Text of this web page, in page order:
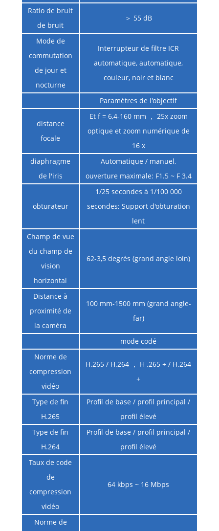
Ratio de bruit
de bruit
＞ 55 dB
Mode de
commutation
de jour et
nocturne
Interrupteur de filtre ICR
automatique, automatique,
couleur, noir et blanc
Paramètres de l'objectif
distance
focale
Et f = 6,4-160 mm ， 25x zoom
optique et zoom numérique de
16 x
diaphragme
de l'iris
Automatique / manuel,
ouverture maximale: F1.5 ~ F 3.4
obturateur
1/25 secondes à 1/100 000
secondes; Support d'obturation
lent
Champ de vue
du champ de
vision
horizontal
62-3,5 degrés (grand angle loin)
Distance à
proximité de
la caméra
100 mm-1500 mm (grand angle-
far)
mode codé
Norme de
compression
vidéo
H.265 / H.264 ， H .265 + / H.264
+
Type de fin
H.265
Profil de base / profil principal /
profil élevé
Type de fin
H.264
Profil de base / profil principal /
profil élevé
Taux de code
de
compression
vidéo
64 kbps ~ 16 Mbps
Norme de